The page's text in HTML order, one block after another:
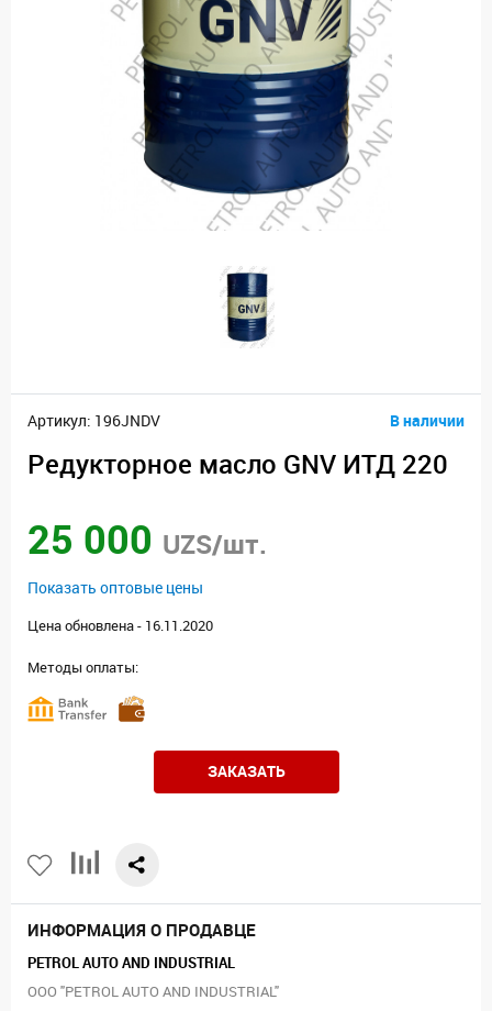
Артикул: 196JNDV В наличии
Редукторное масло GNV ИТД 220
25 000 UZS/шт.
Показать оптовые цены
Цена обновлена - 16.11.2020
Методы оплаты:
ЗАКАЗАТЬ
ИНФОРМАЦИЯ О ПРОДАВЦЕ
PETROL AUTO AND INDUSTRIAL
ООО "PETROL AUTO AND INDUSTRIAL"